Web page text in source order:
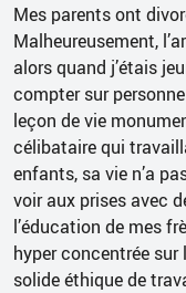
Mes parents ont
Malheureusement,
alors quand j’étais
compter sur
leçon de vie
célibataire qui
enfants, sa vie n’a
voir aux prises avec
l’éducation de mes
hyper concentrée sur
solide éthique de